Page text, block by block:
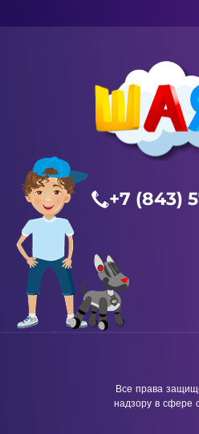
+7 (843)
Все права
надзору в сфере